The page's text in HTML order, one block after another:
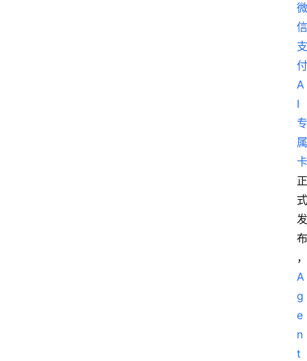
微
信
支
付
A
I
专
属
卡
正
式
发
布
，
A
g
e
n
t